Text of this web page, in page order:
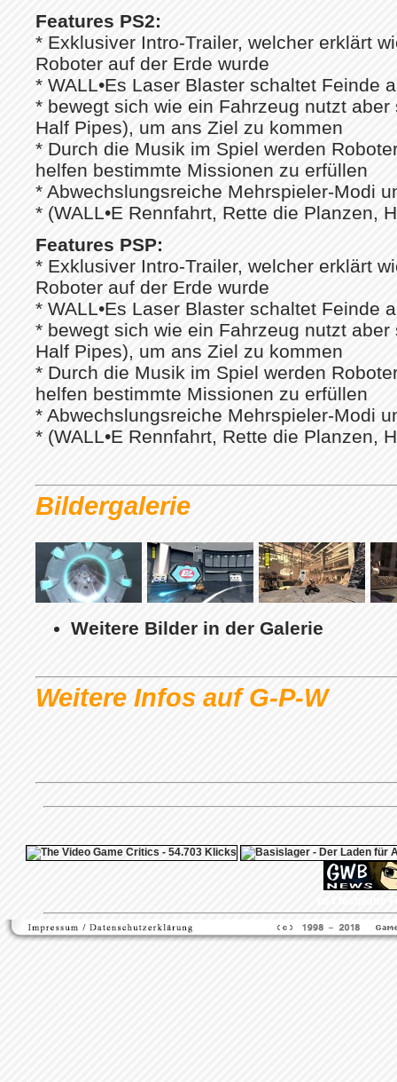
Features PS2:
* Exklusiver Intro-Trailer, welcher erklärt
Roboter auf der Erde wurde
* WALL•Es Laser Blaster schaltet Feinde
* bewegt sich wie ein Fahrzeug nutzt
Half Pipes), um ans Ziel zu kommen
* Durch die Musik im Spiel werden
helfen bestimmte Missionen zu erfüllen
* Abwechslungsreiche Mehrspieler-Modi
* (WALL•E Rennfahrt, Rette die Planzen,
Features PSP:
* Exklusiver Intro-Trailer, welcher erklärt
Roboter auf der Erde wurde
* WALL•Es Laser Blaster schaltet Feinde
* bewegt sich wie ein Fahrzeug nutzt
Half Pipes), um ans Ziel zu kommen
* Durch die Musik im Spiel werden
helfen bestimmte Missionen zu erfüllen
* Abwechslungsreiche Mehrspieler-Modi
* (WALL•E Rennfahrt, Rette die Planzen,
Bildergalerie
Weitere Bilder in der Galerie
Weitere Infos auf G-P-W